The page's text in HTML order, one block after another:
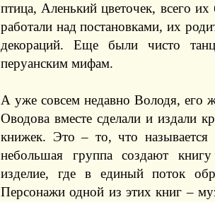
птица, Аленький цветочек, всего
работали над постановками, их
декораций. Еще были чисто
перуанским мифам.
А уже совсем недавно Володя, его
Оводова вместе сделали и издали
книжек. Это – то, что называется
небольшая группа создают книгу
изделие, где в единый поток
Персонажи одной из этих книг –